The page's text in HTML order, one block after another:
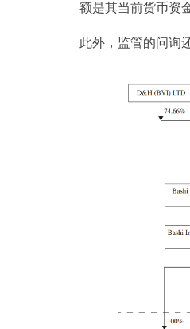
额是其当前货币资
此外，监管的问询